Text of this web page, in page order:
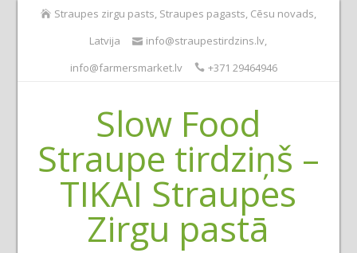
Straupes zirgu pasts, Straupes pagasts, Cēsu novads,
Latvija
info@straupestirdzins.lv,
info@farmersmarket.lv
+371 29464946
Slow Food
Straupe tirdziņš –
TIKAI Straupes
Zirgu pastā